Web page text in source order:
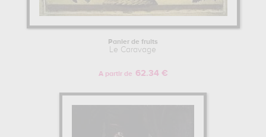
Panier de fruits
Le Caravage
A partir de 62.34 €